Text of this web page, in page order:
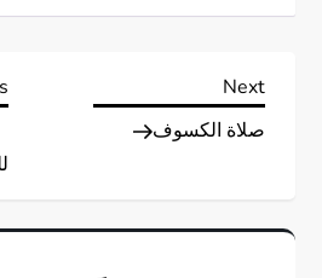
ت
ص
Next
Post
Next
صلاة الكسوف